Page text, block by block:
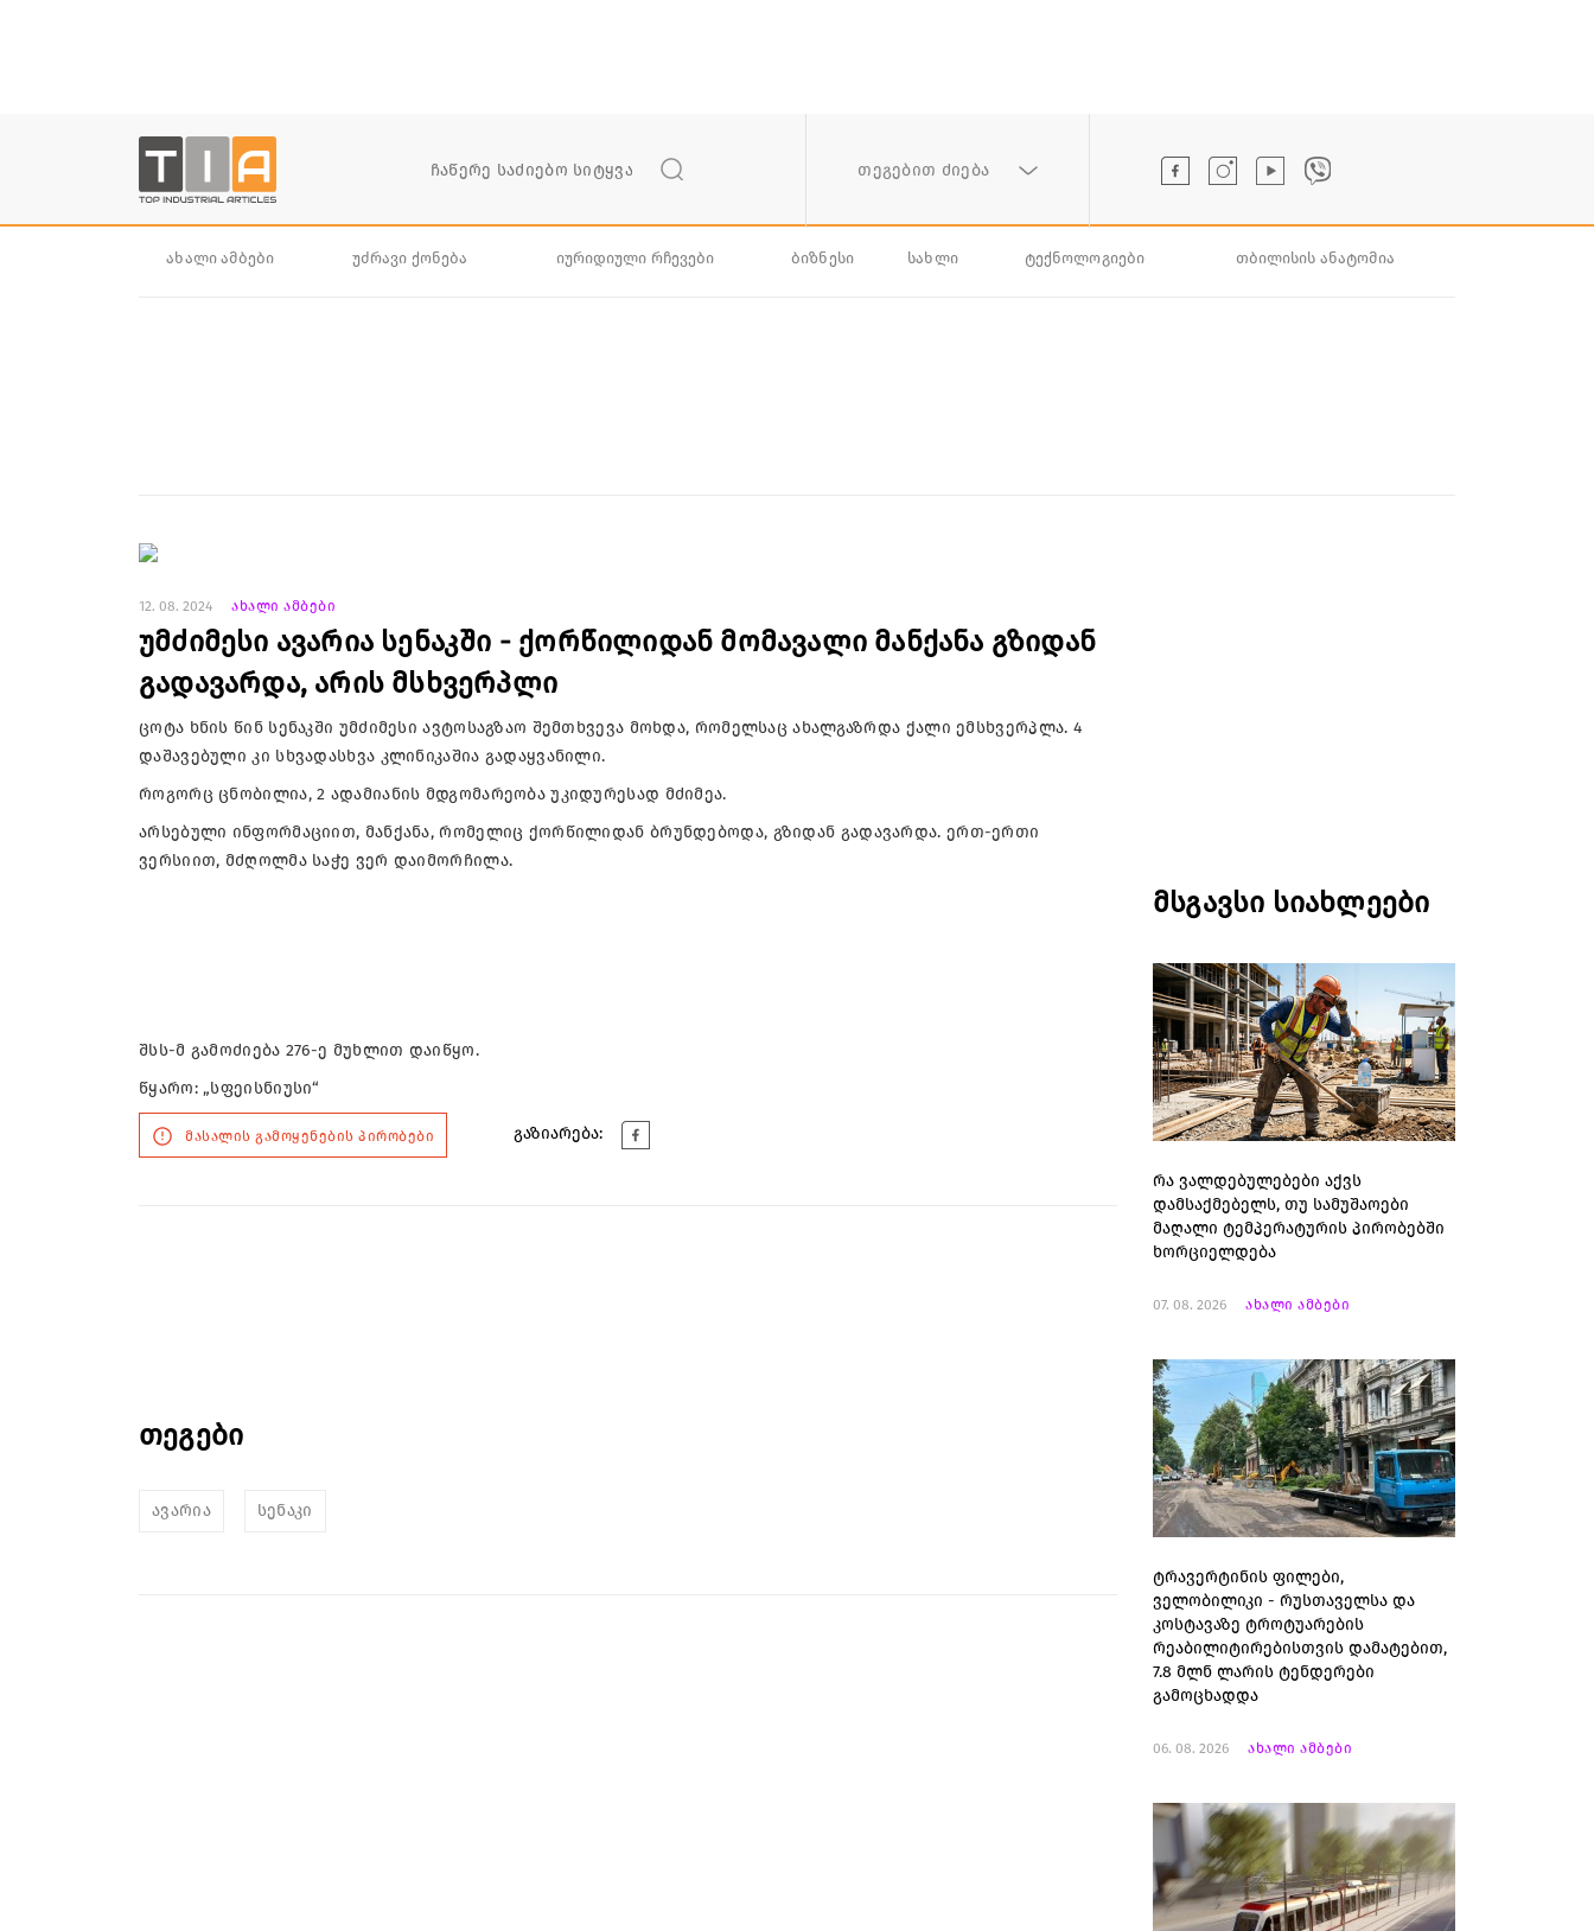
თეგებით ძიება
ახალი ამბები უძრავი ქონება იურიდიული რჩევები ბიზნესი სახლი ტექნოლოგიები თბილისის ანატომია
12. 08. 2024 ახალი ამბები
უმძიმესი ავარია სენაკში - ქორწილიდან მომავალი მანქანა გზიდან
გადავარდა, არის მსხვერპლი
ცოტა ხნის წინ სენაკში უმძიმესი ავტოსაგზაო შემთხვევა მოხდა, რომელსაც ახალგაზრდა ქალი ემსხვერპლა. 4
დაშავებული კი სხვადასხვა კლინიკაშია გადაყვანილი.
როგორც ცნობილია, 2 ადამიანის მდგომარეობა უკიდურესად მძიმეა.
არსებული ინფორმაციით, მანქანა, რომელიც ქორწილიდან ბრუნდებოდა, გზიდან გადავარდა. ერთ-ერთი
ვერსიით, მძღოლმა საჭე ვერ დაიმორჩილა.
შსს-მ გამოძიება 276-ე მუხლით დაიწყო.
წყარო: „სფეისნიუსი“
მასალის გამოყენების პირობები გაზიარება:
თეგები
ავარია სენაკი
მსგავსი სიახლეები
რა ვალდებულებები აქვს
დამსაქმებელს, თუ სამუშაოები
მაღალი ტემპერატურის პირობებში
ხორციელდება
07. 08. 2026 ახალი ამბები
ტრავერტინის ფილები,
ველობილიკი - რუსთაველსა და
კოსტავაზე ტროტუარების
რეაბილიტირებისთვის დამატებით,
7.8 მლნ ლარის ტენდერები
გამოცხადდა
06. 08. 2026 ახალი ამბები